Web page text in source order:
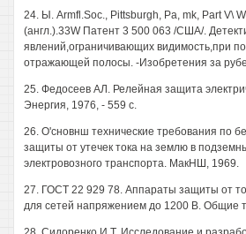
24. Ы. Armfl.Soc., Pittsburgh, Pa, mk, Part V\
(англ.).33W Патент 3 500 063 /США/.
явлений,ограничивающих видимость,при
отражающей полосы. -Изобретения за
25. Федосеев АЛ. Релейная защита
Энергия, 1976, - 559 с.
26. О'сновнш технические требования по
защиты от утечек тока на землю в
электровозного транспорта. МакНШ, 1969.
27. ГОСТ 22 929 78. Аппараты защиты от
для сетей напряжением до 1200 В. Общие